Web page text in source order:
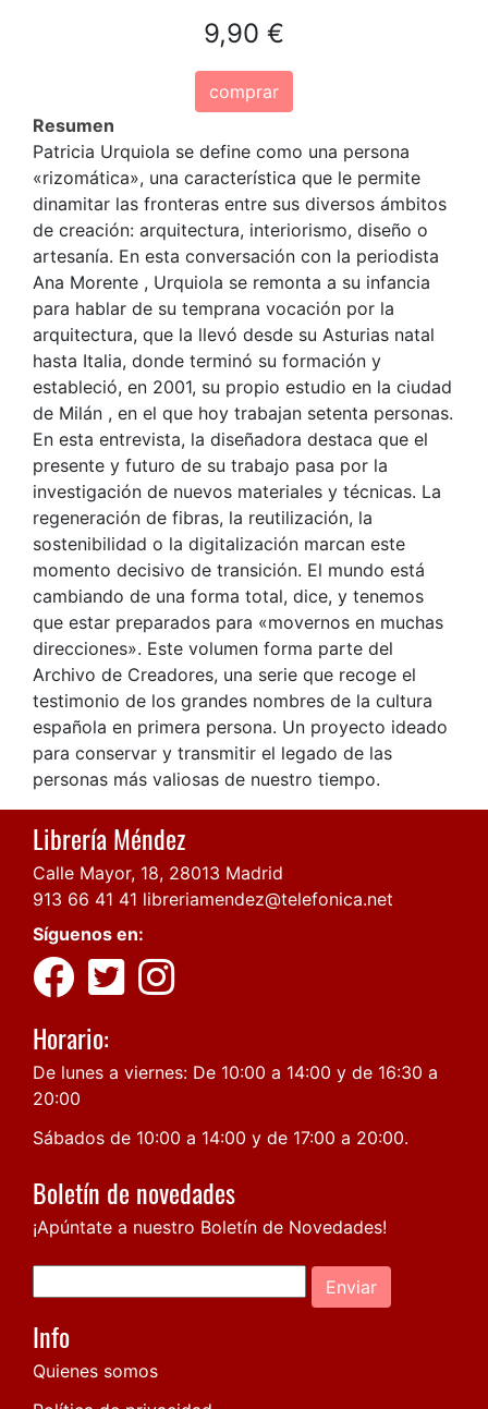
9,90 €
comprar
Resumen
Patricia Urquiola se define como una persona
«rizomática», una característica que le permite
dinamitar las fronteras entre sus diversos ámbitos
de creación: arquitectura, interiorismo, diseño o
artesanía. En esta conversación con la periodista
Ana Morente , Urquiola se remonta a su infancia
para hablar de su temprana vocación por la
arquitectura, que la llevó desde su Asturias natal
hasta Italia, donde terminó su formación y
estableció, en 2001, su propio estudio en la ciudad
de Milán , en el que hoy trabajan setenta personas.
En esta entrevista, la diseñadora destaca que el
presente y futuro de su trabajo pasa por la
investigación de nuevos materiales y técnicas. La
regeneración de fibras, la reutilización, la
sostenibilidad o la digitalización marcan este
momento decisivo de transición. El mundo está
cambiando de una forma total, dice, y tenemos
que estar preparados para «movernos en muchas
direcciones». Este volumen forma parte del
Archivo de Creadores, una serie que recoge el
testimonio de los grandes nombres de la cultura
española en primera persona. Un proyecto ideado
para conservar y transmitir el legado de las
personas más valiosas de nuestro tiempo.
Librería Méndez
Calle Mayor, 18, 28013 Madrid
913 66 41 41 libreriamendez@telefonica.net
Síguenos en:
Horario:
De lunes a viernes: De 10:00 a 14:00 y de 16:30 a
20:00
Sábados de 10:00 a 14:00 y de 17:00 a 20:00.
Boletín de novedades
¡Apúntate a nuestro Boletín de Novedades!
Enviar
Info
Quienes somos